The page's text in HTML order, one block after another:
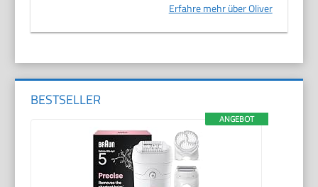
Erfahre mehr über Oliver
BESTSELLER
ANGEBOT